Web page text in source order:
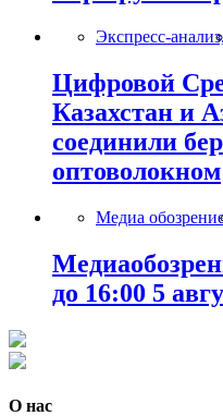
Экспресс-
Цифровой
Казахстан и
соединили
оптоволокном
Медиа
до 16:00 5
О нас